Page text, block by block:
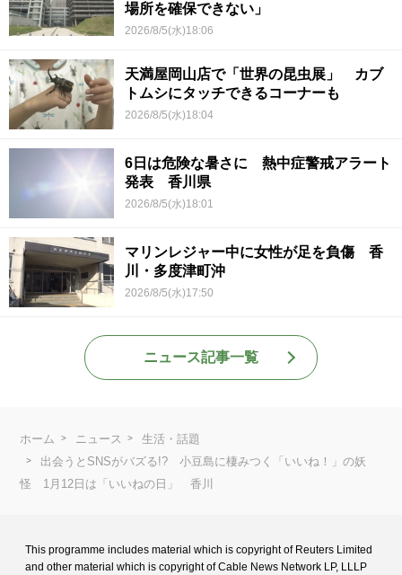
場所を確保できない」
2026/8/5(水)18:06
天満屋岡山店で「世界の昆虫展」 カブ
トムシにタッチできるコーナーも
2026/8/5(水)18:04
6日は危険な暑さに 熱中症警戒アラート
発表 香川県
2026/8/5(水)18:01
マリンレジャー中に女性が足を負傷 香
川・多度津町沖
2026/8/5(水)17:50
ニュース記事一覧
ホーム ニュース
生活・話題
出会うとSNSがバズる!? 小豆島に棲みつく「いいね！」の妖
怪 1月12日は「いいねの日」 香川
This programme includes material which is copyright of Reuters Limited
and other material which is copyright of Cable News Network LP, LLLP